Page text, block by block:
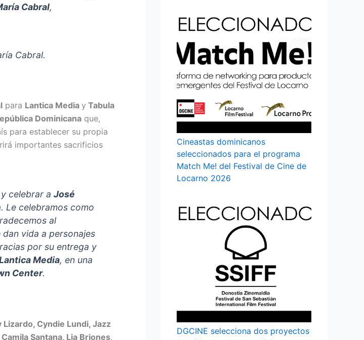
Cabral,
Cabral.
para Lantica Media y Tabula
Dominicana que,
para establecer su propia
importantes sacrificios
y celebrar aJosé
Le celebramos como
al
vida a personajes
por su entrega y
Media, en una
Center.
Lizardo, Cyndie Lundi, Jazz
Santana, Lia Briones,
Cineastas dominicanos
seleccionados para el programa
Match Me! del Festival de Cine de
Locarno 2026
DGCINE selecciona dos proyectos